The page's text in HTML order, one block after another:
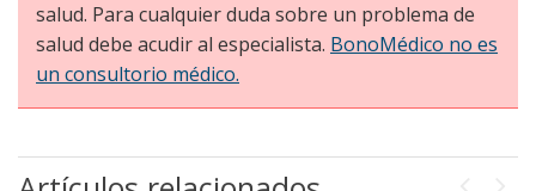
salud. Para cualquier duda sobre un problema de
salud debe acudir al especialista. BonoMédico no es
un consultorio médico.